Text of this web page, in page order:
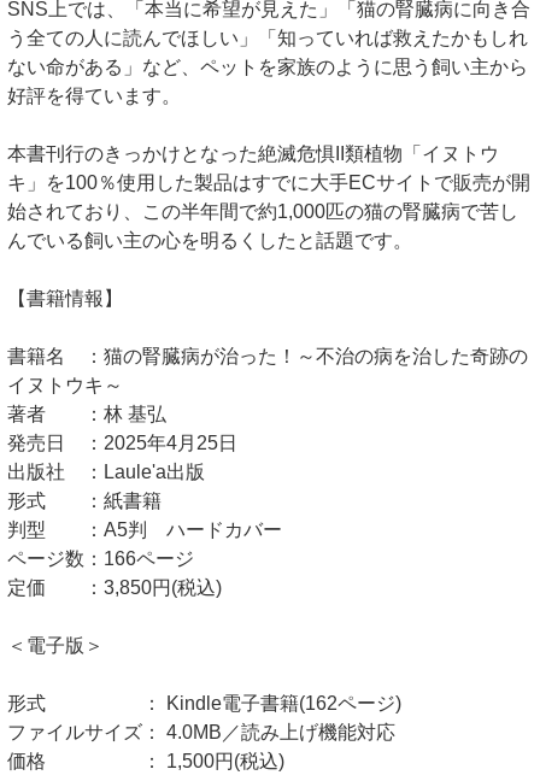
SNS上では、「本当に希望が見えた」「猫の腎臓病に向き合
う全ての人に読んでほしい」「知っていれば救えたかもしれ
ない命がある」など、ペットを家族のように思う飼い主から
好評を得ています。
本書刊行のきっかけとなった絶滅危惧II類植物「イヌトウ
キ」を100％使用した製品はすでに大手ECサイトで販売が開
始されており、この半年間で約1,000匹の猫の腎臓病で苦し
んでいる飼い主の心を明るくしたと話題です。
【書籍情報】
書籍名 ：猫の腎臓病が治った！～不治の病を治した奇跡の
イヌトウキ～
著者 ：林 基弘
発売日 ：2025年4月25日
出版社 ：Laule'a出版
形式 ：紙書籍
判型 ：A5判 ハードカバー
ページ数：166ページ
定価 ：3,850円(税込)
＜電子版＞
形式 ： Kindle電子書籍(162ページ)
ファイルサイズ： 4.0MB／読み上げ機能対応
価格 ： 1,500円(税込)